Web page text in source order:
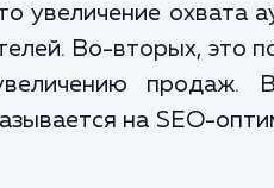
увеличение охвата
Во-вторых, это
продаж.
на SEO-